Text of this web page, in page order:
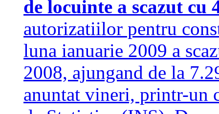
de locuinte a scazut
autorizatiilor pentru
luna ianuarie 2009 a
2008, ajungand de la
anuntat vineri, printr-un